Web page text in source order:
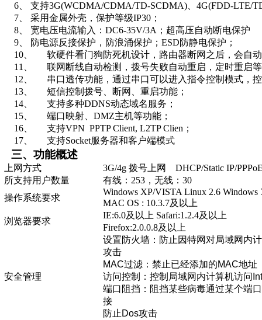
6、
支持3G(WCDMA/CDMA/TD-SCDMA)
4G(FDD-LTE/
7、
采用金属外壳，保护等级IP30 ；
8、
宽电压电流输入： DC6-35V/3A ；超高压自动断电保护
9、
防电源反接保护，防浪涌保护； ESD防静电保护；
10、
软硬件看门狗防死机设计，路由器断网之后，会自
11、
联网断线自动检测，拨号失败自动重启，定时重启
12、
串口透传功能，通过串口可以进入指令控制模式，
13、
短信控制拨号、断网、重启功能；
14、
支持多种DDNS动态域名服务；
15、
端口映射、 DMZ主机等功能；
16、
支持VPN PPTP Client, L2TP Clien ；
17、
支持Socket服务器和客户端模式
三、功能概述
上网方式 3G/4g 拨号上网 DHCP/Static IP/
所支持用户数量
有线：253，无线：30
操作系统要求
Windows XP/VISTA Linux 2.6 Windows
MAC OS : 10.3.7及以上
浏览器要求
IE:6.0及以上 Safari:1.2.4及以上
Firefox:2.0.0.8及以上
安全管理
设置防火墙：防止因特网对局域网内
攻击
MAC过滤：禁止已经添加的MAC地址
访问控制：控制局域网内计算机访问
端口阻挡：阻挡某些病毒通过某个端
接
防止 Dos攻击